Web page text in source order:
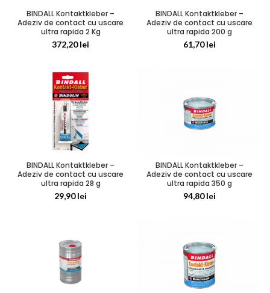
BINDALL Kontaktkleber –
Adeziv de contact cu uscare
ultra rapida 2 Kg
372,20lei
BINDALL Kontaktkleber –
Adeziv de contact cu uscare
ultra rapida 200 g
61,70lei
BINDALL Kontaktkleber –
Adeziv de contact cu uscare
ultra rapida 28 g
29,90lei
BINDALL Kontaktkleber –
Adeziv de contact cu uscare
ultra rapida 350 g
94,80lei